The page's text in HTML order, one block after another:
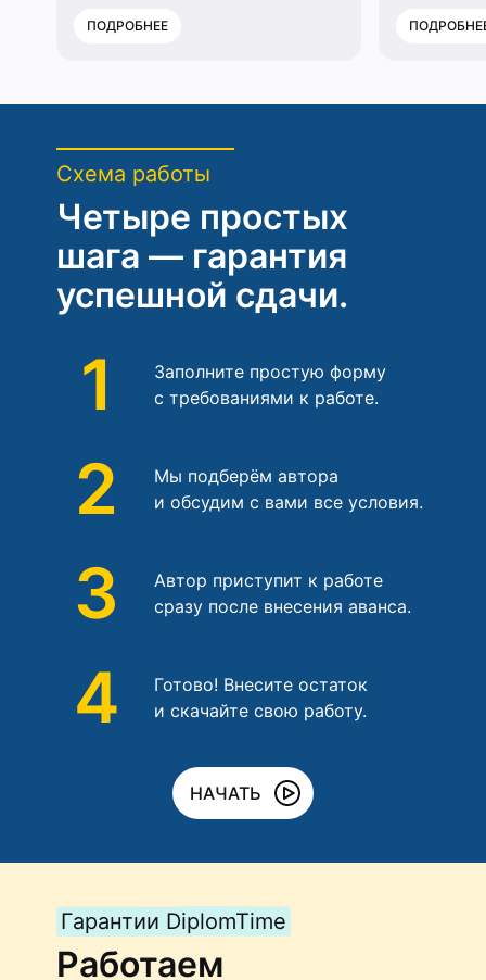
ПОДРОБНЕЕ
Схема работы
Четыре простых
шага — гарантия
успешной сдачи.
1
Заполните простую форму
с требованиями к работе.
2
Мы подберём автора
и обсудим с вами все условия.
3
Автор приступит к работе
сразу после внесения аванса.
4
Готово! Внесите остаток
и скачайте свою работу.
НАЧАТЬ
Гарантии DiplomTime
Работаем